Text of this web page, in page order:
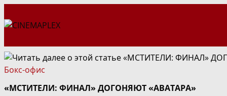
к
Бокс-офис
«МСТИТЕЛИ: ФИНАЛ» ДОГОНЯЮТ «АВАТАРА»